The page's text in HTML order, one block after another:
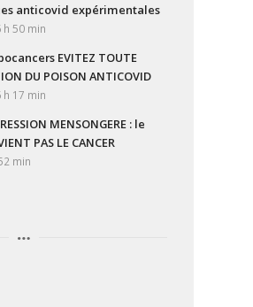
anticovid expérimentales
h 50 min
EVITEZ TOUTE
DU POISON ANTICOVID
h 17 min
MENSONGERE : le
PAS LE CANCER
min